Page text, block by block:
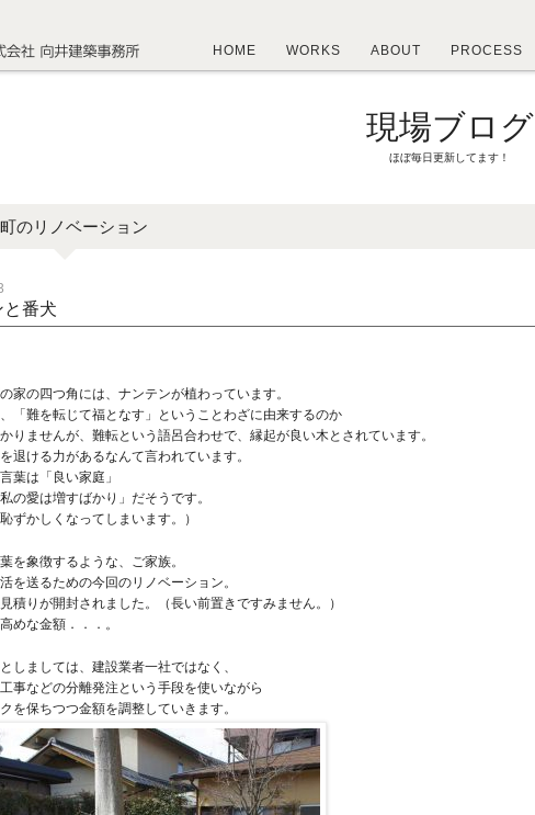
HOME WORKS ABOUT PROCESS
現場ブログ
ほぼ毎日更新してます！
のリノベーション
番犬
家の四つ角には、ナンテンが植わっています。
「難を転じて福となす」ということわざに由来するのか
りませんが、難転という語呂合わせで、縁起が良い木とされています。
退ける力があるなんて言われています。
葉は「良い家庭」
の愛は増すばかり」だそうです。
恥ずかしくなってしまいます。）
を象徴するような、ご家族。
を送るための今回のリノベーション。
積りが開封されました。（長い前置きですみません。）
めな金額．．．。
しましては、建設業者一社ではなく、
事などの分離発注という手段を使いながら
を保ちつつ金額を調整していきます。